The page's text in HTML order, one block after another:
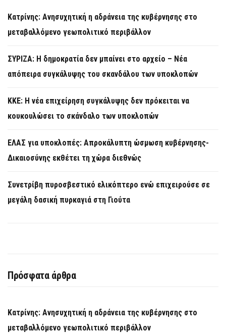
Κατρίνης: Ανησυχητική η αδράνεια της κυβέρνησης στο
μεταβαλλόμενο γεωπολιτικό περιβάλλον
ΣΥΡΙΖΑ: Η δημοκρατία δεν μπαίνει στο αρχείο – Νέα
απόπειρα συγκάλυψης του σκανδάλου των υποκλοπών
KKE: Η νέα επιχείρηση συγκάλυψης δεν πρόκειται να
κουκουλώσει το σκάνδαλο των υποκλοπών
ΕΛΑΣ για υποκλοπές: Απροκάλυπτη ώσμωση κυβέρνησης-
Δικαιοσύνης εκθέτει τη χώρα διεθνώς
Συνετρίβη πυροσβεστικό ελικόπτερο ενώ επιχειρούσε σε
μεγάλη δασική πυρκαγιά στη Γιούτα
Πρόσφατα άρθρα
Κατρίνης: Ανησυχητική η αδράνεια της κυβέρνησης στο
μεταβαλλόμενο γεωπολιτικό περιβάλλον